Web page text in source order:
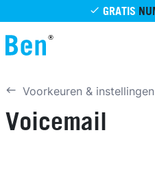
Overslaan en naar de
GRATIS
Voorkeuren & instellingen
Voicemail